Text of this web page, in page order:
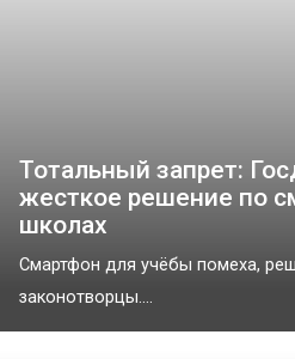
Тотальный запрет:
жесткое решение по
школах
Смартфон для учёбы помеха,
законотворцы....